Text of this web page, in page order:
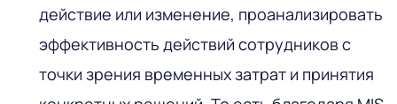
действие или изменение, проанализировать
эффективность действий сотрудников с
точки зрения временных затрат и принятия